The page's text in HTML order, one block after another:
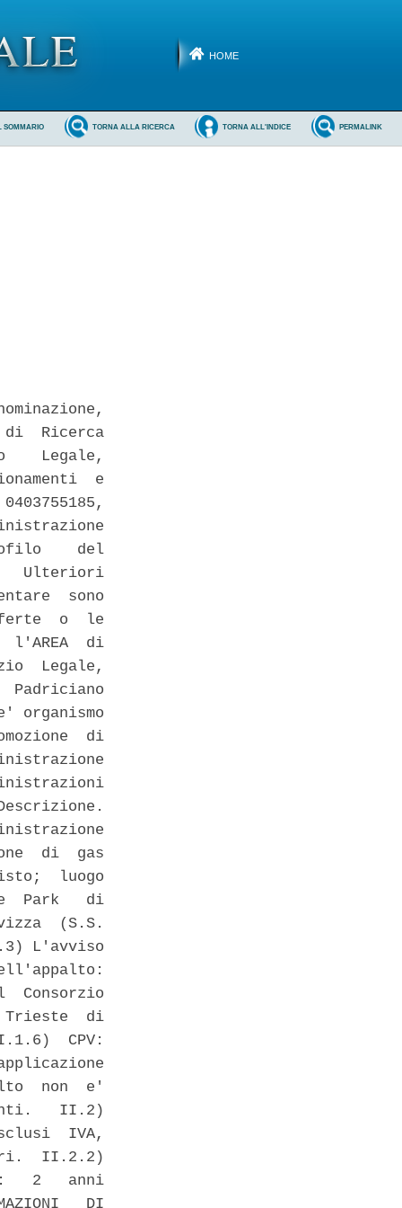
HOME
PERMALINK
TORNA ALL'INDICE
TORNA ALLA RICERCA
SOMMARIO
Ricerca
Legale,
e
del
Ulteriori
sono
o  le
l'AREA  di
Legale,
Padriciano
organismo
di
di  gas
luogo
Park   di
(S.S.
L'avviso
Consorzio
Trieste  di
CPV:
non  e'
II.2)
IVA,
II.2.2)
2   anni
DI